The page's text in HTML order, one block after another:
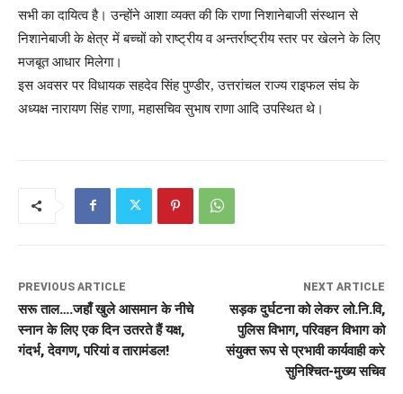
सभी का दायित्व है। उन्होंने आशा व्यक्त की कि राणा निशानेबाजी संस्थान से
निशानेबाजी के क्षेत्र में बच्चों को राष्ट्रीय व अन्तर्राष्ट्रीय स्तर पर खेलने के लिए
मजबूत आधार मिलेगा।
इस अवसर पर विधायक सहदेव सिंह पुण्डीर, उत्तरांचल राज्य राइफल संघ के
अध्यक्ष नारायण सिंह राणा, महासचिव सुभाष राणा आदि उपस्थित थे।
PREVIOUS ARTICLE
सरू ताल….जहाँ खुले आसमान के नीचे
स्नान के लिए एक दिन उतरते हैं यक्ष,
गंदर्भ, देवगण, परियां व तारामंडल!
NEXT ARTICLE
सड़क दुर्घटना को लेकर लो.नि.वि,
पुलिस विभाग, परिवहन विभाग को
संयुक्त रूप से प्रभावी कार्यवाही करे
सुनिश्चित-मुख्य सचिव